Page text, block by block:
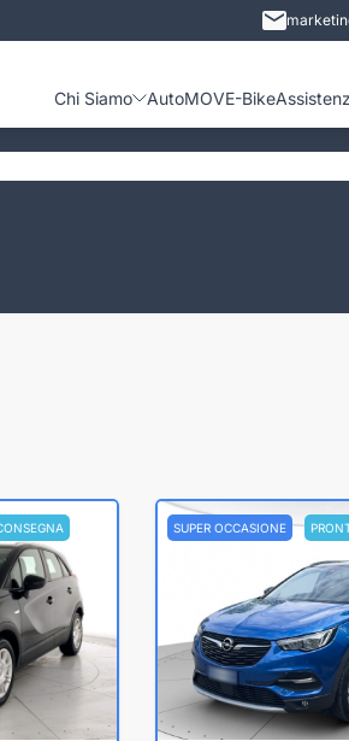
Chi Siamo AutoMOVE-Bike
SUPER OCCASIONE